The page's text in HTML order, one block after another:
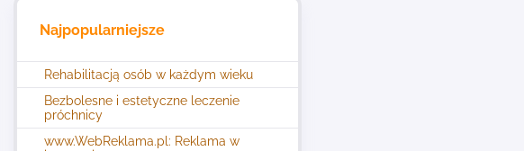
Najpopularniejsze
Rehabilitacją osób w każdym wieku
Bezbolesne i estetyczne leczenie
próchnicy
www.WebReklama.pl: Reklama w